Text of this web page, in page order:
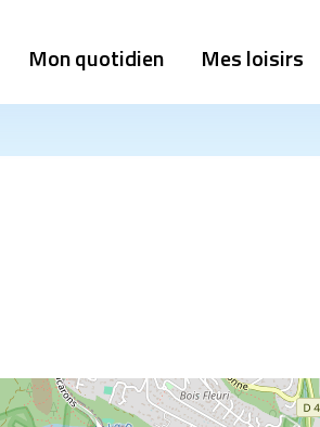
Mon quotidien Mes loisirs